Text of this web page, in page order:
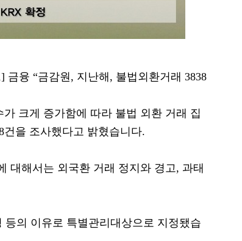
금융 “금감원, 지난해, 불법외환거래 3838
크게 증가함에 따라 불법 외환 거래 집
건을 조사했다고 밝혔습니다.
대해서는 외국환 거래 정지와 경고, 과태
등의 이유로 특별관리대상으로 지정됐습